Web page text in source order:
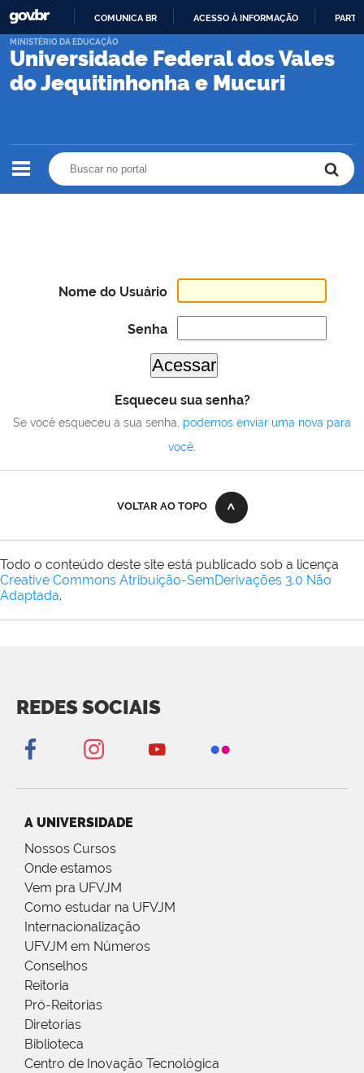
PARA
CONTEÚDO
COMUNICA BR ACESSO À INFORMAÇÃO
Universidade Federal dos Vales
do Jequitinhonha e Mucuri
MINISTÉRIO DA EDUCAÇÃO
Nome do Usuário
Senha
Esqueceu sua senha?
Se você esqueceu a sua senha, podemos enviar uma nova para
você
VOLTAR AO TOPO
Todo o conteúdo deste site está publicado sob a licença
Creative Commons Atribuição-SemDerivações 3.0 Não
Adaptada.
REDES SOCIAIS
A UNIVERSIDADE
Nossos Cursos
Onde estamos
Vem pra UFVJM
Como estudar na UFVJM
Internacionalização
UFVJM em Números
Conselhos
Reitoria
Pró-Reitorias
Diretorias
Biblioteca
Centro de Inovação Tecnológica